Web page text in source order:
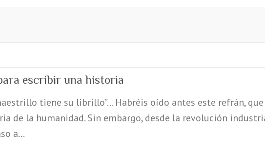
escribir una historia
tiene su librillo”… Habréis oído antes este refrán,
de la humanidad. Sin embargo, desde la revolución
a…